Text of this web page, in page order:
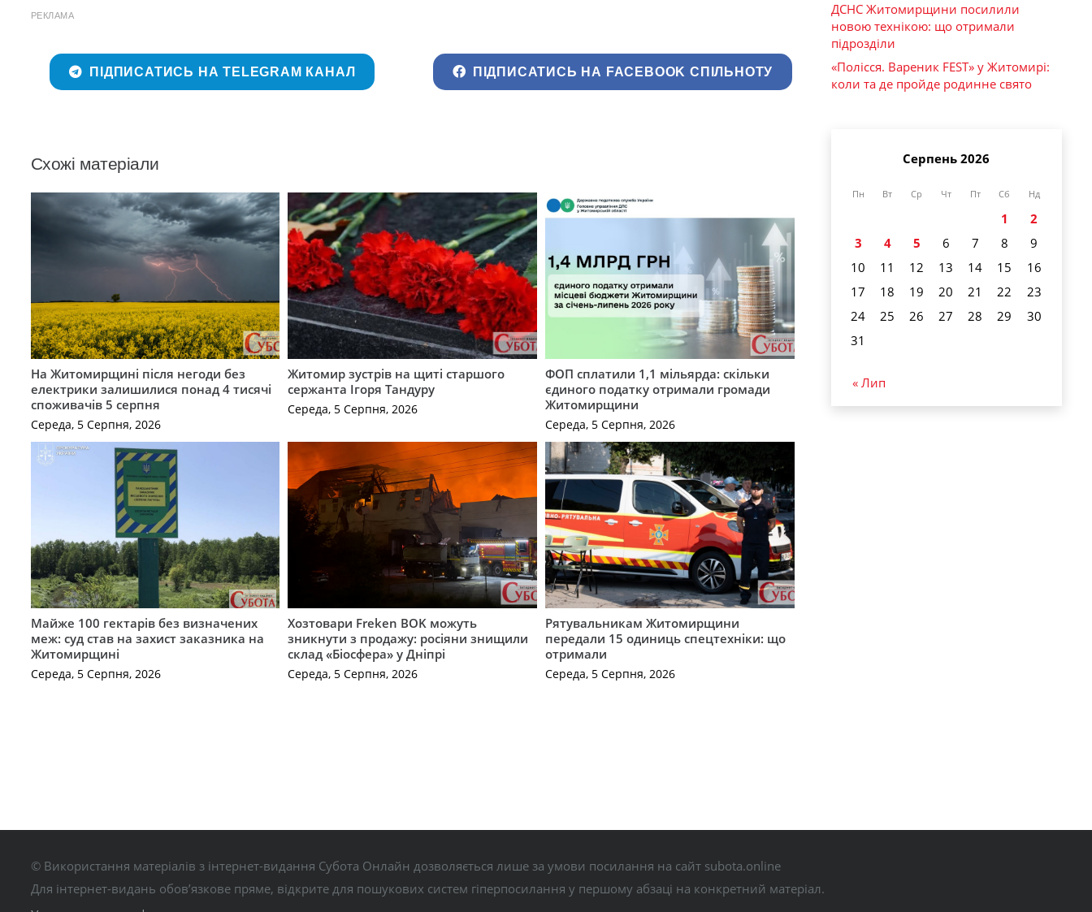
РЕКЛАМА
ПІДПИСАТИСЬ НА TELEGRAM КАНАЛ ПІДПИСАТИСЬ НА FACEBOOK СПІЛЬНОТУ
Схожі матеріали
На Житомирщині після негоди без
електрики залишилися понад 4 тисячі
споживачів 5 серпня
Середа, 5 Серпня, 2026
Житомир зустрів на щиті старшого
сержанта Ігоря Тандуру
Середа, 5 Серпня, 2026
ФОП сплатили 1,1 мільярда: скільки
єдиного податку отримали громади
Житомирщини
Середа, 5 Серпня, 2026
Майже 100 гектарів без визначених
меж: суд став на захист заказника на
Житомирщині
Середа, 5 Серпня, 2026
Хозтовари Freken BOK можуть
зникнути з продажу: росіяни знищили
склад «Біосфера» у Дніпрі
Середа, 5 Серпня, 2026
Рятувальникам Житомирщини
передали 15 одиниць спецтехніки: що
отримали
Середа, 5 Серпня, 2026
ДСНС Житомирщини посилили
новою технікою: що отримали
підрозділи
«Полісся. Вареник FEST» у Житомирі:
коли та де пройде родинне свято
Серпень 2026
Пн Вт Ср Чт Пт Сб Нд
1
2
3
4 5 6 7 8
9
10
11 12 13 14 15
16
17
18 19 20 21 22
23
24
25 26 27 28 29
30
31
« Лип
© Використання матеріалів з інтернет-видання Субота Онлайн дозволяється лише за умови посилання на сайт subota.online
Для інтернет-видань обов’язкове пряме, відкрите для пошукових систем гіперпосилання у першому абзаці на конкретний матеріал.